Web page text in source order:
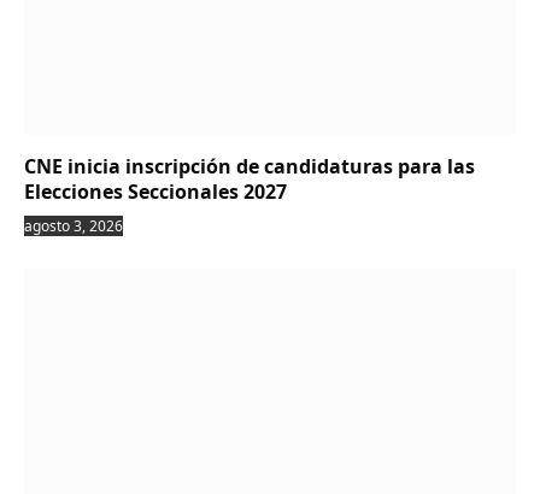
CNE inicia inscripción de candidaturas para las
Elecciones Seccionales 2027
agosto 3, 2026